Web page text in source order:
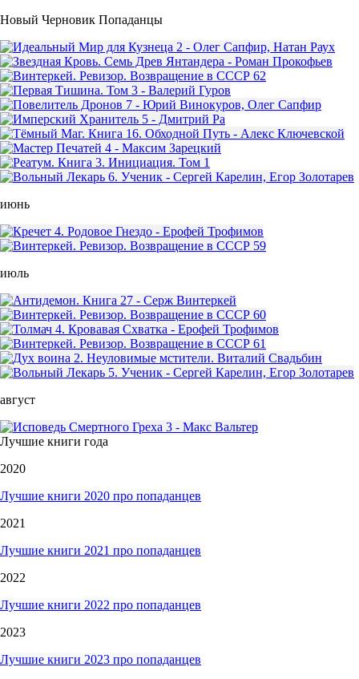
Новый Черновик Попаданцы
июнь
июль
август
Лучшие книги года
2020
Лучшие книги 2020 про попаданцев
2021
Лучшие книги 2021 про попаданцев
2022
Лучшие книги 2022 про попаданцев
2023
Лучшие книги 2023 про попаданцев